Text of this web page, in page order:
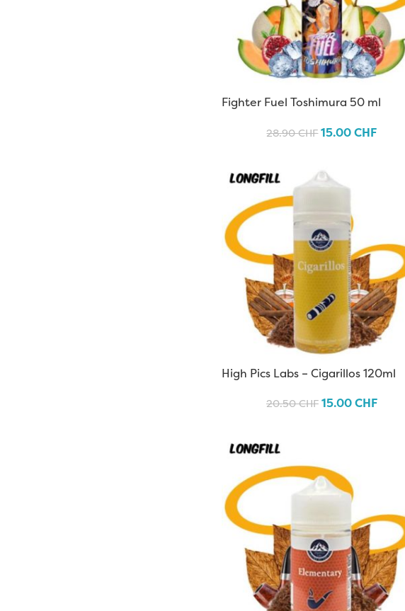
Fighter Fuel Toshimura 50 ml
28.90CHF 15.00CHF
High Pics Labs – Cigarillos 120ml
20.50CHF 15.00CHF